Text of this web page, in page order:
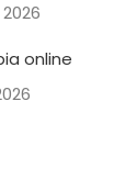
online